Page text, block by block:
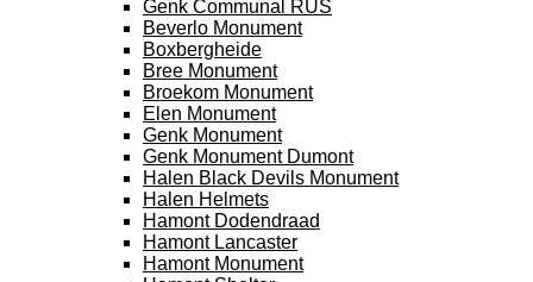
Genk Communal RUS
Beverlo Monument
Boxbergheide
Bree Monument
Broekom Monument
Elen Monument
Genk Monument
Genk Monument Dumont
Halen Black Devils Monument
Halen Helmets
Hamont Dodendraad
Hamont Lancaster
Hamont Monument